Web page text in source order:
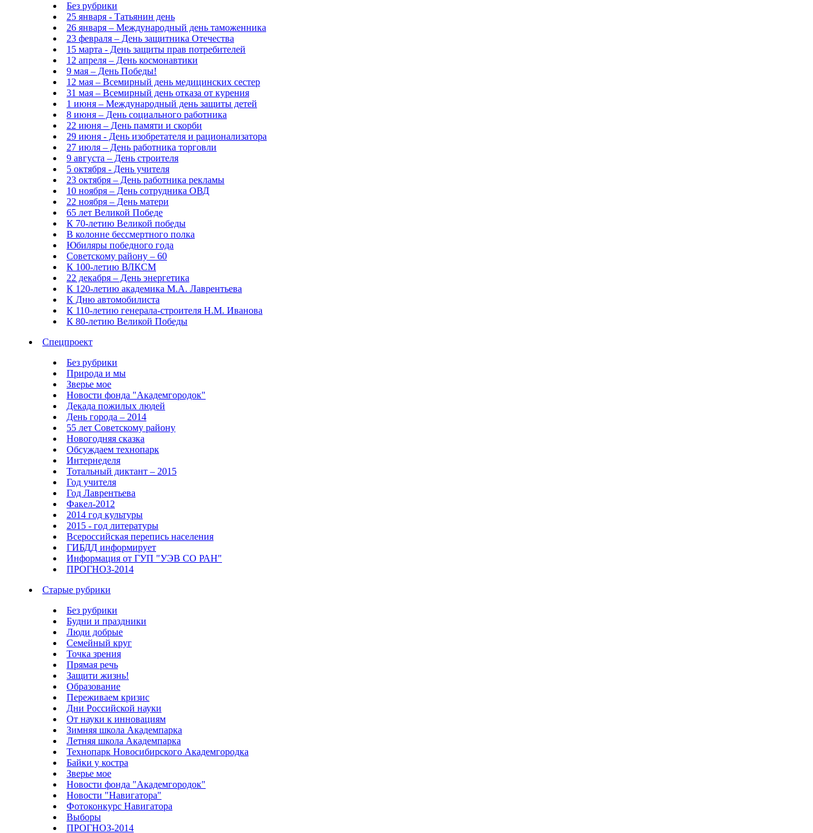
Без рубрики
25 января - Татьянин день
26 января – Международный день таможенника
23 февраля – День защитника Отечества
15 марта - День защиты прав потребителей
12 апреля – День космонавтики
9 мая – День Победы!
12 мая – Всемирный день медицинских сестер
31 мая – Всемирный день отказа от курения
1 июня – Международный день защиты детей
8 июня – День социального работника
22 июня – День памяти и скорби
29 июня - День изобретателя и рационализатора
27 июля – День работника торговли
9 августа – День строителя
5 октября - День учителя
23 октября – День работника рекламы
10 ноября – День сотрудника ОВД
22 ноября – День матери
65 лет Великой Победе
К 70-летию Великой победы
В колонне бессмертного полка
Юбиляры победного года
Советскому району – 60
К 100-летию ВЛКСМ
22 декабря – День энергетика
К 120-летию академика М.А. Лаврентьева
К Дню автомобилиста
К 110-летию генерала-строителя Н.М. Иванова
К 80-летию Великой Победы
Спецпроект
Без рубрики
Природа и мы
Зверье мое
Новости фонда "Академгородок"
Декада пожилых людей
День города – 2014
55 лет Советскому району
Новогодняя сказка
Обсуждаем технопарк
Интернеделя
Тотальный диктант – 2015
Год учителя
Год Лаврентьева
Факел-2012
2014 год культуры
2015 - год литературы
Всероссийская перепись населения
ГИБДД информирует
Информация от ГУП "УЭВ СО РАН"
ПРОГНОЗ-2014
Старые рубрики
Без рубрики
Будни и праздники
Люди добрые
Семейный круг
Точка зрения
Прямая речь
Защити жизнь!
Образование
Переживаем кризис
Дни Российской науки
От науки к инновациям
Зимняя школа Академпарка
Летняя школа Академпарка
Технопарк Новосибирского Академгородка
Байки у костра
Зверье мое
Новости фонда "Академгородок"
Новости "Навигатора"
Фотоконкурс Навигатора
Выборы
ПРОГНОЗ-2014